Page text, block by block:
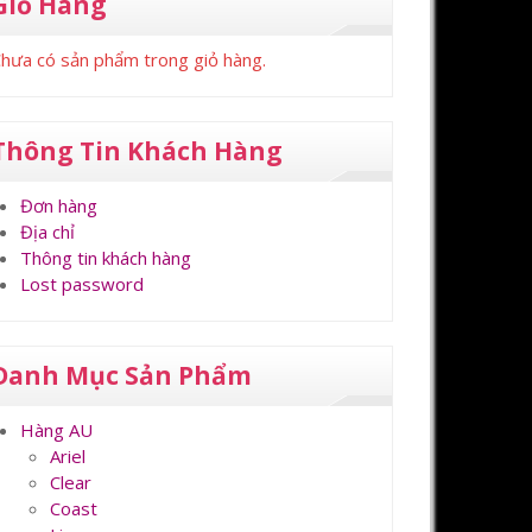
có sản phẩm trong giỏ hàng.
Tin Khách Hàng
Đơn hàng
Địa chỉ
Thông tin khách hàng
Lost password
Mục Sản Phẩm
Hàng AU
Ariel
Clear
Coast